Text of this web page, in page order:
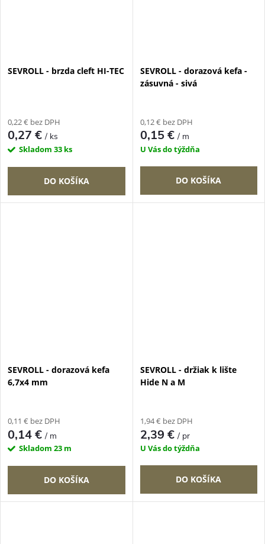
SEVROLL - brzda cleft HI-TEC
0,22 € bez DPH
0,27 €/ ks
Skladom 33 ks
DO KOŠÍKA
SEVROLL - dorazová kefa -
zásuvná - sivá
0,12 € bez DPH
0,15 €/ m
U Vás do týždňa
DO KOŠÍKA
SEVROLL - dorazová kefa
6,7x4 mm
0,11 € bez DPH
0,14 €/ m
Skladom 23 m
DO KOŠÍKA
SEVROLL - držiak k lište
Hide N a M
1,94 € bez DPH
2,39 €/ pr
U Vás do týždňa
DO KOŠÍKA